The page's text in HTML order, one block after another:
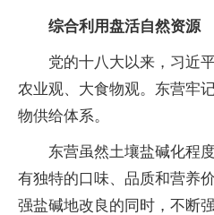
综合利用盘活自然资源
党的十八大以来，习近
农业观、大食物观。东营牢
物供给体系。
东营虽然土壤盐碱化程
有独特的口味、品质和营养
强盐碱地改良的同时，不断